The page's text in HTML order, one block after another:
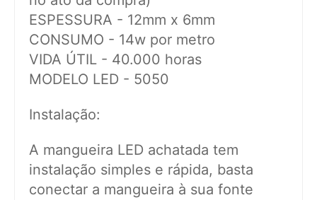
ESPESSURA - 12mm x 6mm
CONSUMO - 14w por metro
VIDA ÚTIL - 40.000 horas
MODELO LED - 5050
Instalação:
A mangueira LED achatada tem
instalação simples e rápida, basta
conectar a mangueira à sua fonte